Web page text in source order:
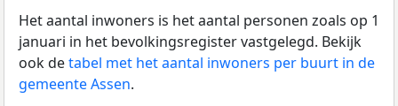
Het aantal inwoners is het aantal personen zoals op 1
januari in het bevolkingsregister vastgelegd. Bekijk
ook detabel met het aantal inwoners per buurt in de
gemeente Assen.